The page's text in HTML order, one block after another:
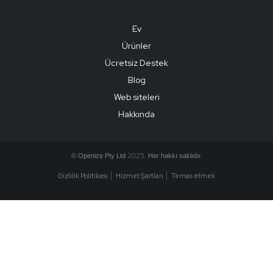
Ev
Ürünler
Ücretsiz Destek
Blog
Web siteleri
Hakkında
© Openize Pty Ltd 2025 . Her hakkı saklıdır.
Gizlilik Politikası Hizmet Şartları Temas etmek